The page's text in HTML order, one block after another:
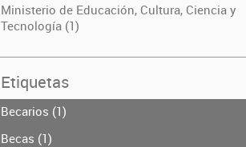
Ministerio de Educación, Cultura, Ciencia y
Tecnología (1)
Etiquetas
Becarios (1)
Becas (1)